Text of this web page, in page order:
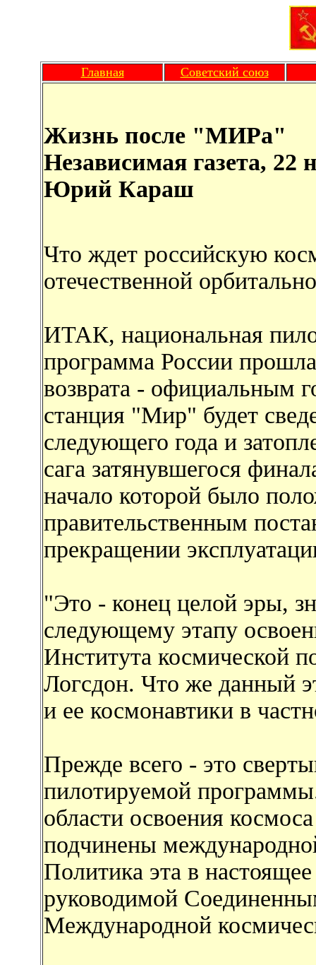
Главная Советский союз
Жизнь после "МИРа"
Независимая газета, 22
Юрий Караш
Что ждет российскую
отечественной
ИТАК, национальная
программа России
возврата - официальным
станция "Мир" будет
следующего года и
сага затянувшегося
начало которой было
правительственным
прекращении
"Это - конец целой эры,
следующему этапу
Института космической
Логсдон. Что же данный
и ее космонавтики в
Прежде всего - это
пилотируемой
области освоения
подчинены
Политика эта в
руководимой
Международной